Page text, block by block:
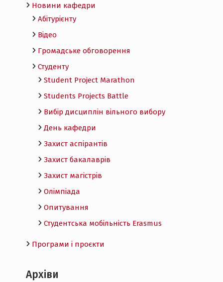
Новини кафедри
Абітурієнту
Відео
Громадське обговорення
Студенту
Student Project Marathon
Students Projects Battle
Вибір дисциплін вільного вибору
День кафедри
Захист аспірантів
Захист бакалаврів
Захист магістрів
Олімпіада
Опитування
Студентська мобільність Erasmus
Програми і проєкти
Архіви